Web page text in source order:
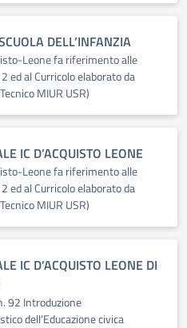
DELL’INFANZIA
Leone fa riferimento alle
ed al Curricolo elaborato da
MIUR USR)
IC D’ACQUISTO LEONE
Leone fa riferimento alle
ed al Curricolo elaborato da
MIUR USR)
IC D’ACQUISTO LEONE DI
92 Introduzione
dell’Educazione civica